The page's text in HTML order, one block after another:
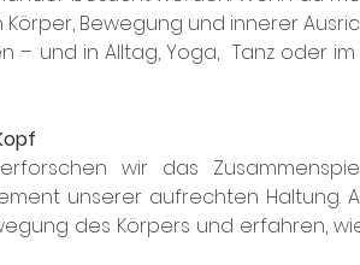
Bewegung und innerer
und in Alltag, Yoga,  Tanz oder
wir das
unserer aufrechten Haltung.
des Körpers und erfahren,